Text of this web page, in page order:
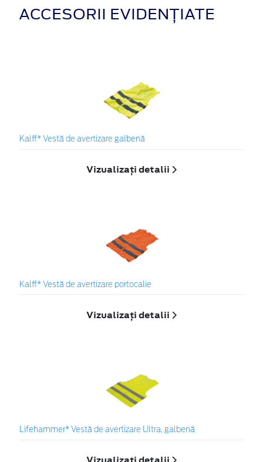
ACCESORII EVIDENȚIATE
Kalff* Vestă de avertizare galbenă
Vizualizați detalii
Kalff* Vestă de avertizare portocalie
Vizualizați detalii
Lifehammer* Vestă de avertizare Ultra, galbenă